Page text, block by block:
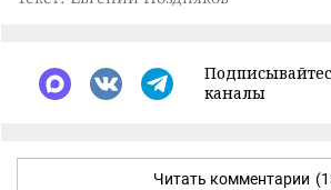
каналы
Читать комментарии